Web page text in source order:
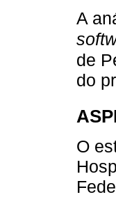
A
de
do
O